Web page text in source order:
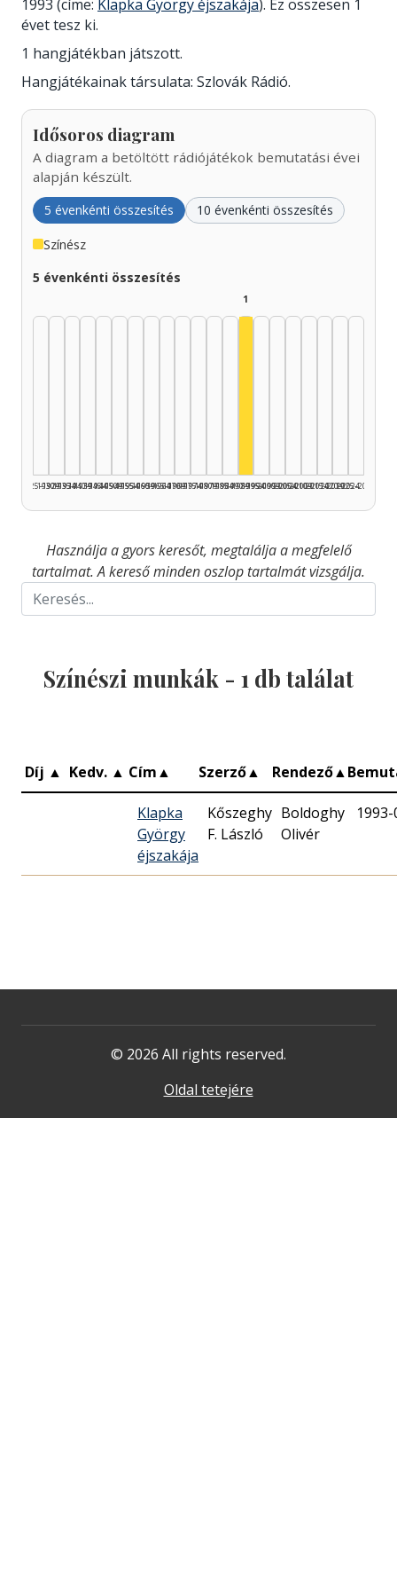
1993 (címe: Klapka György éjszakája). Ez összesen 1
évet tesz ki.
1 hangjátékban játszott.
Hangjátékainak társulata: Szlovák Rádió.
Idősoros diagram
A diagram a betöltött rádiójátékok bemutatási évei
alapján készült.
5 évenkénti összesítés 10 évenkénti összesítés
Színész
5 évenkénti összesítés
1925–1929
1930–1934
1935–1939
1940–1944
1945–1949
1950–1954
1955–1959
1960–1964
1965–1969
1970–1974
1975–1979
1980–1984
1985–1989
1
1990–1994
1995–1999
2000–2004
2005–2009
2010–2014
2015–2019
2020–2024
2025–2026
Használja a gyors keresőt, megtalálja a megfelelő
tartalmat. A kereső minden oszlop tartalmát vizsgálja.
Színészi munkák - 1 db találat
Díj ▲ Kedv. ▲ Cím▲ Szerző▲ Rendező▲
Klapka
György
éjszakája
Kőszeghy
F. László
Boldoghy
Olivér
© 2026 All rights reserved.
Oldal tetejére